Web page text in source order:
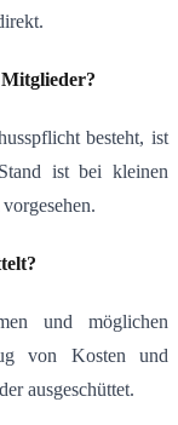
besteht, ist
ist bei kleinen
und möglichen
von Kosten und
ausgeschüttet.